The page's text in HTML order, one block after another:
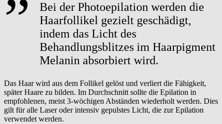
Bei der Photoepilation werden die
Haarfollikel gezielt geschädigt,
indem das Licht des
Behandlungsblitzes im Haarpigment
Melanin absorbiert wird.
Das Haar wird aus dem Follikel gelöst und verliert die Fähigkeit,
später Haare zu bilden. Im Durchschnitt sollte die Epilation in
empfohlenen, meist 3-wöchigen Abständen wiederholt werden. Dies
gilt für alle Laser oder intensiv gepulstes Licht, die zur Epilation
verwendet werden.